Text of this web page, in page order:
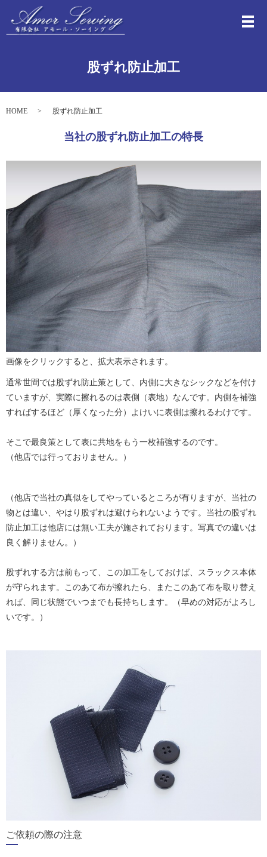
メ
股ずれ防止加工
HOME 股ずれ防止加工
当社の股ずれ防止加工の特長
画像をクリックすると、拡大表示されます。
通常世間では股ずれ防止策として、内側に大きなシックなどを付け
ていますが、実際に擦れるのは表側（表地）なんです。内側を補強
すればするほど（厚くなった分）よけいに表側は擦れるわけです。
そこで最良策として表に共地をもう一枚補強するのです。
（他店では行っておりません。）
（他店で当社の真似をしてやっているところが有りますが、当社の
物とは違い、やはり股ずれは避けられないようです。当社の股ずれ
防止加工は他店には無い工夫が施されております。写真での違いは
良く解りません。）
股ずれする方は前もって、この加工をしておけば、スラックス本体
が守られます。このあて布が擦れたら、またこのあて布を取り替え
れば、同じ状態でいつまでも長持ちします。（早めの対応がよろし
いです。）
ご依頼の際の注意